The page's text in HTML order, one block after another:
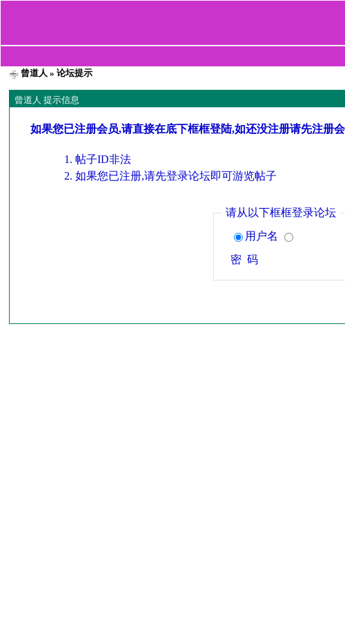
曾道人 » 论坛提示
曾道人 提示信息
如果您已注册会员,请直接在底下框框登陆,如还没注册请先注册
帖子ID非法
如果您已注册,请先登录论坛即可游览帖子
请从以下框框登录论坛
用户名
密 码